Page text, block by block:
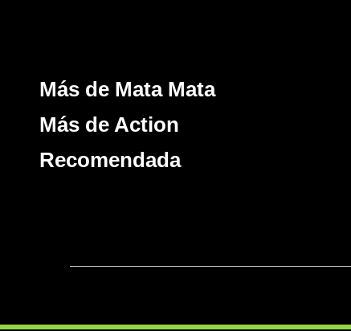
Más de Mata Mata
Más de Action
Recomendada